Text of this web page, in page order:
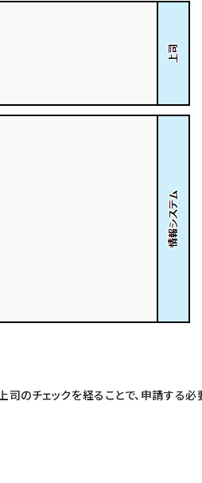
司のチェックを経ることで、申請する